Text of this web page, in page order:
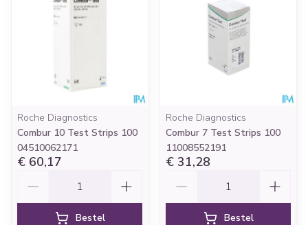
Roche Diagnostics
Combur 10 Test Strips 100
04510062171
€ 60,17
Bestel
Roche Diagnostics
Combur 7 Test Strips 100
11008552191
€ 31,28
Bestel